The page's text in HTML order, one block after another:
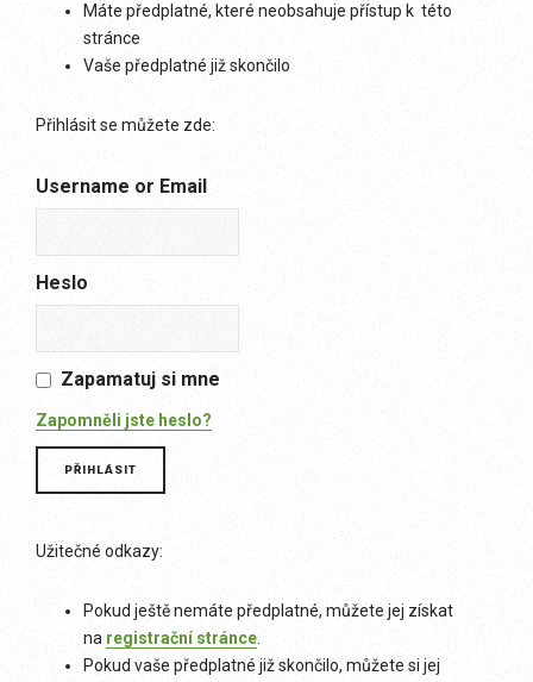
Máte předplatné, které neobsahuje přístup k této
stránce
Vaše předplatné již skončilo
Přihlásit se můžete zde:
Username or Email
Heslo
Zapamatuj si mne
Zapomněli jste heslo?
Užitečné odkazy:
Pokud ještě nemáte předplatné, můžete jej získat
na registrační stránce
Pokud vaše předplatné již skončilo, můžete si jej